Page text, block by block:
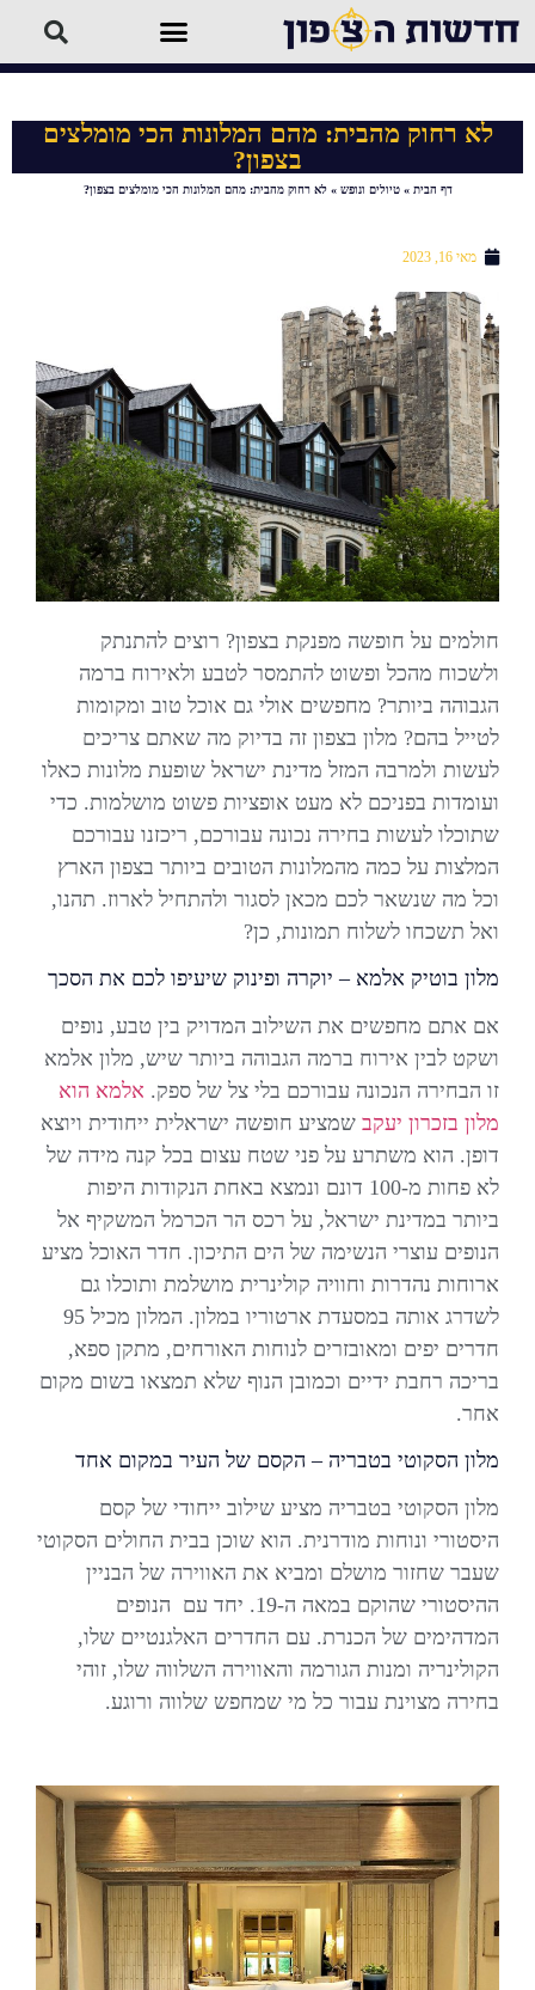
לא רחוק מהבית: מהם המלונות הכי מומלצים
בצפון?
דף הבית »טיולים ונופש »לא רחוק מהבית: מהם המלונות הכי מומלצים בצפון?
מאי 16, 2023
חולמים על חופשה מפנקת בצפון? רוצים להתנתק
ולשכוח מהכל ופשוט להתמסר לטבע ולאירוח ברמה
הגבוהה ביותר? מחפשים אולי גם אוכל טוב ומקומות
לטייל בהם? מלון בצפון זה בדיוק מה שאתם צריכים
לעשות ולמרבה המזל מדינת ישראל שופעת מלונות כאלו
ועומדות בפניכם לא מעט אופציות פשוט מושלמות. כדי
שתוכלו לעשות בחירה נכונה עבורכם, ריכזנו עבורכם
המלצות על כמה מהמלונות הטובים ביותר בצפון הארץ
וכל מה שנשאר לכם מכאן לסגור ולהתחיל לארוז. תהנו,
ואל תשכחו לשלוח תמונות, כן?
מלון בוטיק אלמא – יוקרה ופינוק שיעיפו לכם את הסכך
אם אתם מחפשים את השילוב המדויק בין טבע, נופים
ושקט לבין אירוח ברמה הגבוהה ביותר שיש, מלון אלמא
זו הבחירה הנכונה עבורכם בלי צל של ספק. אלמא הוא
מלון בזכרון יעקב שמציע חופשה ישראלית ייחודית ויוצא
דופן. הוא משתרע על פני שטח עצום בכל קנה מידה של
לא פחות מ-100 דונם ונמצא באחת הנקודות היפות
ביותר במדינת ישראל, על רכס הר הכרמל המשקיף אל
הנופים עוצרי הנשימה של הים התיכון. חדר האוכל מציע
ארוחות נהדרות וחוויה קולינרית מושלמת ותוכלו גם
לשדרג אותה במסעדת ארטוריו במלון. המלון מכיל 95
חדרים יפים ומאובזרים לנוחות האורחים, מתקן ספא,
בריכה רחבת ידיים וכמובן הנוף שלא תמצאו בשום מקום
אחר.
מלון הסקוטי בטבריה – הקסם של העיר במקום אחד
מלון הסקוטי בטבריה מציע שילוב ייחודי של קסם
היסטורי ונוחות מודרנית. הוא שוכן בבית החולים הסקוטי
שעבר שחזור מושלם ומביא את האווירה של הבניין
ההיסטורי שהוקם במאה ה-19. יחד עם הנופים
המדהימים של הכנרת. עם החדרים האלגנטיים שלו,
הקולינריה ומנות הגורמה והאווירה השלווה שלו, זוהי
בחירה מצוינת עבור כל מי שמחפש שלווה ורוגע.